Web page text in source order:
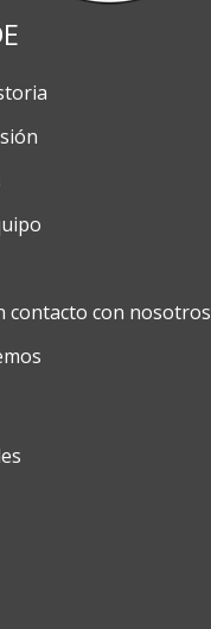
contacto con nosotros